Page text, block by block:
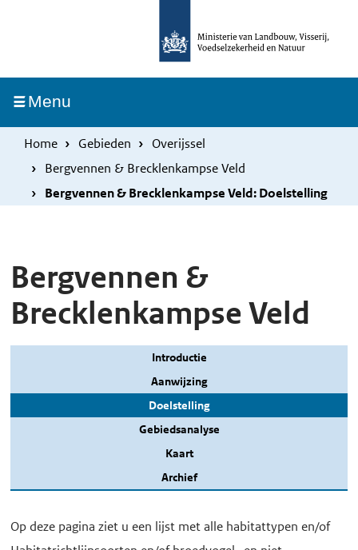
inhoud
gaan
MenuIngeklapt
Home Gebieden
Overijssel
Bergvennen & Brecklenkampse Veld
Bergvennen & Brecklenkampse Veld: Doelstelling
Bergvennen &
Brecklenkampse Veld
Introductie
Aanwijzing
Doelstelling
Gebiedsanalyse
Kaart
Archief
Op deze pagina ziet u een lijst met alle habitattypen en/of